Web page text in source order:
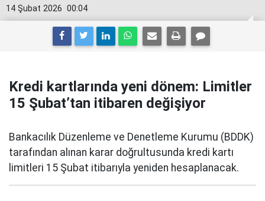
00:04
14 Şubat 2026
Kredi kartlarında yeni dönem: Limitler
15 Şubat’tan itibaren değişiyor
Bankacılık Düzenleme ve Denetleme Kurumu (BDDK)
tarafından alınan karar doğrultusunda kredi kartı
limitleri 15 Şubat itibarıyla yeniden hesaplanacak.